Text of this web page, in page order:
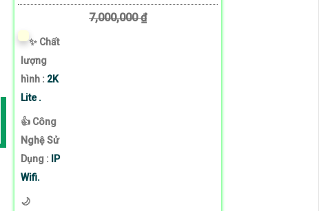
7,000,000 ₫
✨ Chất
lượng
hình : 2K
Lite .
👍 Công
Nghệ Sử
Dụng :
IP
Wifi.
🌙